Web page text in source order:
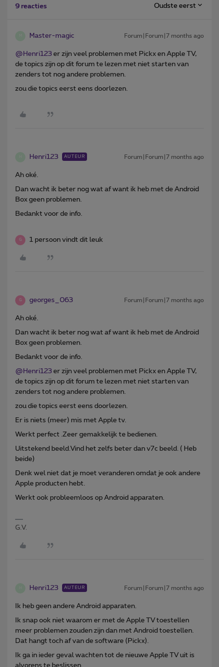
9 reacties Oudste eerst
Master-magic Forum|Forum|7 months ago
@Henri123 er zijn veel problemen met Pickx en Apple TV,
de topics zijn op dit forum te lezen met niet starten van
zenders tot nog andere problemen.
zou die topics eerst eens doorlezen.
Henri123 AUTEUR Forum|Forum|7 months ago
Ah oké.
Dan wacht ik beter nog wat af want ik heb met de Android
Box geen problemen.
Bedankt voor de info.
G 1 persoon vindt dit leuk
G georges_063 Forum|Forum|7 months ago
Ah oké.
Dan wacht ik beter nog wat af want ik heb met de Android
Box geen problemen.
Bedankt voor de info.
@Henri123 er zijn veel problemen met Pickx en Apple TV,
de topics zijn op dit forum te lezen met niet starten van
zenders tot nog andere problemen.
zou die topics eerst eens doorlezen.
Er is niets (meer) mis met Apple tv.
Werkt perfect .Zeer gemakkelijk te bedienen.
Uitstekend beeld.Vind het zelfs beter dan v7c beeld. ( Heb
beide)
Denk wel niet dat je moet veranderen omdat je ook andere
Apple producten hebt.
Werkt ook probleemloos op Android apparaten.
G.V.
Henri123 AUTEUR Forum|Forum|7 months ago
Ik heb geen andere Android apparaten.
Ik snap ook niet waarom er met de Apple TV toestellen
meer problemen zouden zijn dan met Android toestellen.
Dat hangt toch af van de software (Pickx).
Ik ga in ieder geval wachten tot de nieuwe Apple TV uit is
alvorens te beslissen.